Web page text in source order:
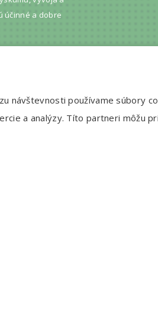
účinné a dobre
návštevnosti používame súbory
a analýzy. Títo partneri môžu